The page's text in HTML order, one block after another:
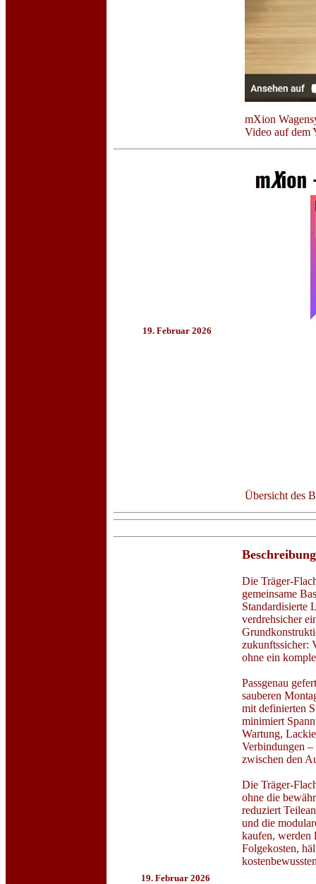
mXion
Video auf dem
19. Februar 2026
Übersicht des
19. Februar 2026
Beschreibung
Die Träger-
gemeinsame
Standardisierte
verdrehsicher
zukunftssicher:
ohne ein
Passgenau
sauberen
mit definierten
minimiert
Wartung,
Verbindungen
zwischen den
Die Träger-
ohne die
reduziert
und die
kaufen, werden
Folgekosten,